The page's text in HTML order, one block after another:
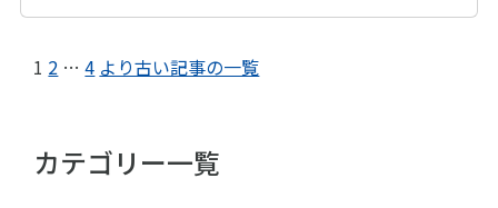
1 2 … 4 より古い記事の一覧
カテゴリー一覧